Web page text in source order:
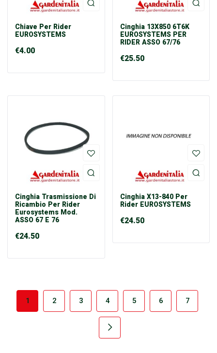
Chiave Per Rider
EUROSYSTEMS
€4.00
Cinghia 13X850 6T6K
EUROSYSTEMS PER
RIDER ASSO 67/76
€25.50
Cinghia Trasmissione Di
Ricambio Per Rider
Eurosystems Mod.
ASSO 67 E 76
€24.50
Cinghia X13-840 Per
Rider EUROSYSTEMS
€24.50
1 2 3 4 5 6 7